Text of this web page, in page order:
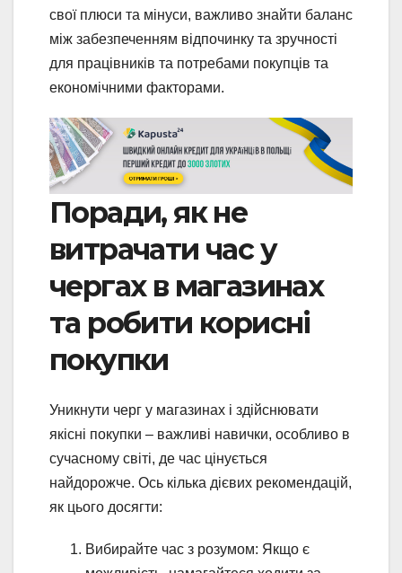
свої плюси та мінуси, важливо знайти баланс
між забезпеченням відпочинку та зручності
для працівників та потребами покупців та
економічними факторами.
Поради, як не
витрачати час у
чергах в магазинах
та робити корисні
покупки
Уникнути черг у магазинах і здійснювати
якісні покупки – важливі навички, особливо в
сучасному світі, де час цінується
найдорожче. Ось кілька дієвих рекомендацій,
як цього досягти:
Вибирайте час з розумом: Якщо є